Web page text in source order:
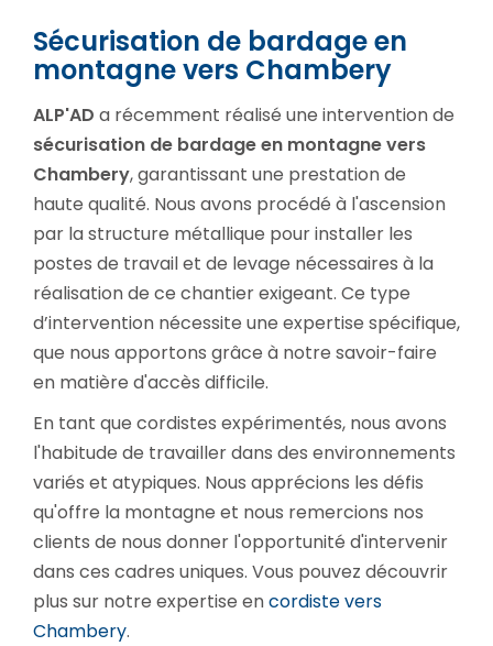
Sécurisation de bardage en
montagne vers Chambery
ALP'AD a récemment réalisé une intervention de
sécu­ri­sa­tion de bardage en montagne vers
Chambery, garantissant une prestation de
haute qualité. Nous avons procédé à l'ascension
par la structure métallique pour installer les
postes de travail et de levage nécessaires à la
réalisation de ce chantier exigeant. Ce type
d’intervention nécessite une expertise spécifique,
que nous apportons grâce à notre savoir-faire
en matière d'accès difficile.
En tant que cordistes expérimentés, nous avons
l'habitude de travailler dans des environnements
variés et atypiques. Nous apprécions les défis
qu'offre la montagne et nous remercions nos
clients de nous donner l'opportunité d'intervenir
dans ces cadres uniques. Vous pouvez découvrir
plus sur notre expertise encordiste vers
Chambery.